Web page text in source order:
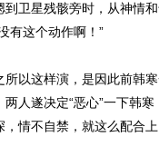
卫星残骸旁时，从神情
有这个动作啊！”
这样演，是因此前韩寒
人遂决定“恶心”一下韩
情不自禁，就这么配合上